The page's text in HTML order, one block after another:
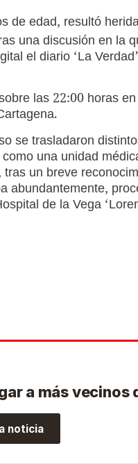
de edad, resultó
una discusión en la
el diario ‘La
las 22:00 horas
se trasladaron
una unidad
un breve
abundantemente,
de la Vega
a más vecinos
noticia